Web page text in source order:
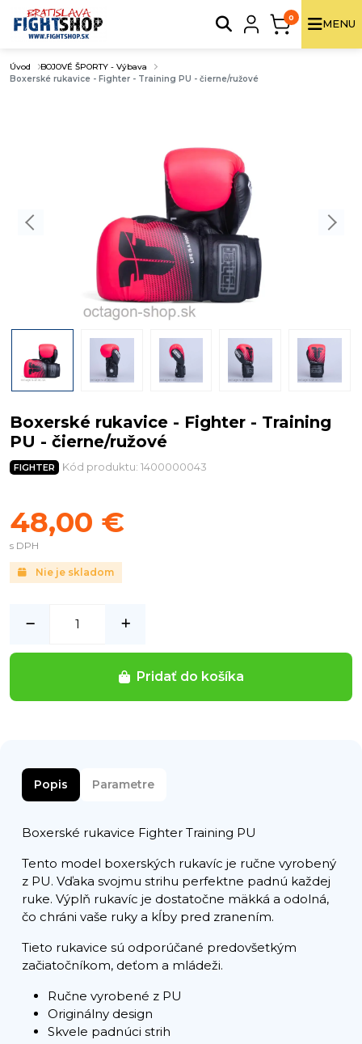
0
MENU
Úvod
BOJOVÉ ŠPORTY - Výbava
Boxerské rukavice - Fighter - Training PU - čierne/ružové
Boxerské rukavice - Fighter - Training
PU - čierne/ružové
FIGHTER Kód produktu: 1400000043
Nie je skladom
48,00 €
s DPH
Pridať do košíka
Popis Parametre
Boxerské rukavice Fighter Training PU
Tento model boxerských rukavíc je ručne vyrobený
z PU. Vďaka svojmu strihu perfektne padnú každej
ruke. Výplň rukavíc je dostatočne mäkká a odolná,
čo chráni vaše ruky a kĺby pred zranením.
Tieto rukavice sú odporúčané predovšetkým
začiatočníkom, deťom a mládeži.
Ručne vyrobené z PU
Originálny design
Skvele padnúci strih